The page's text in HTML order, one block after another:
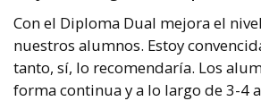
Con el Diploma Dual mejora el
nuestros alumnos. Estoy
tanto, sí, lo recomendaría. Los
forma continua y a lo largo de 3-4